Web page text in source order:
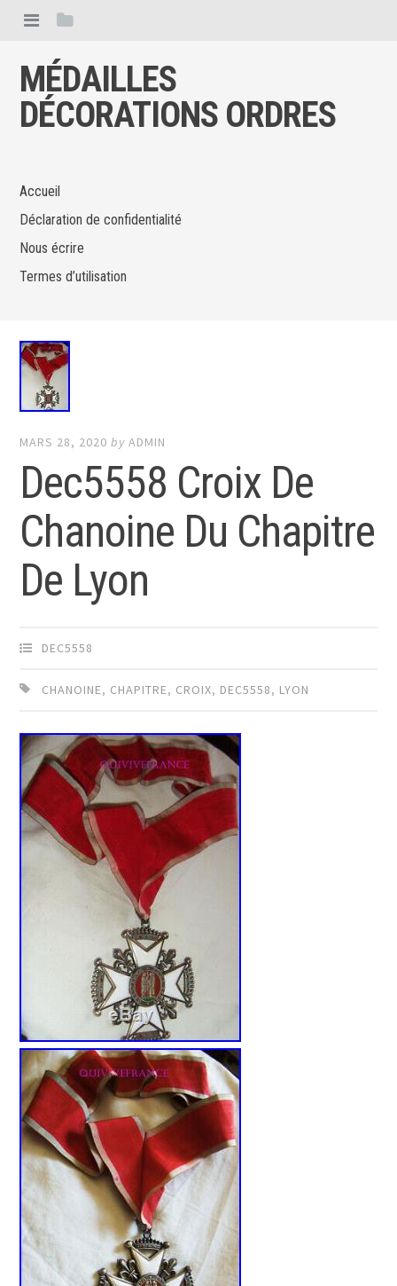
MÉDAILLES
DÉCORATIONS ORDRES
Accueil
Déclaration de confidentialité
Nous écrire
Termes d’utilisation
MARS 28, 2020 byADMIN
Dec5558 Croix De
Chanoine Du Chapitre
De Lyon
DEC5558
CHANOINE, CHAPITRE, CROIX, DEC5558, LYON